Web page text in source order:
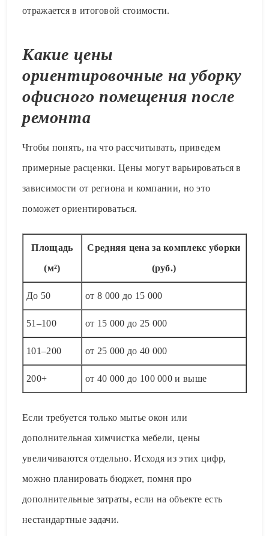
отражается в итоговой стоимости.
Какие цены
ориентировочные на уборку
офисного помещения после
ремонта
Чтобы понять, на что рассчитывать, приведем
примерные расценки. Цены могут варьироваться в
зависимости от региона и компании, но это
поможет ориентироваться.
Площадь
(м²)
Средняя цена за комплекс уборки
(руб.)
До 50 от 8 000 до 15 000
51–100 от 15 000 до 25 000
101–200 от 25 000 до 40 000
200+ от 40 000 до 100 000 и выше
Если требуется только мытье окон или
дополнительная химчистка мебели, цены
увеличиваются отдельно. Исходя из этих цифр,
можно планировать бюджет, помня про
дополнительные затраты, если на объекте есть
нестандартные задачи.